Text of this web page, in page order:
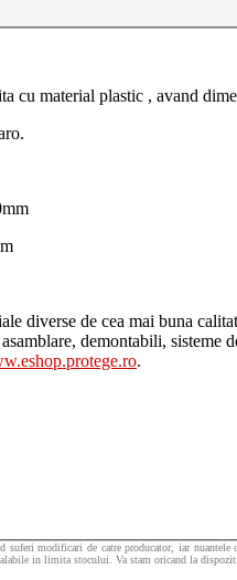
cu material plastic , avand
de cea mai buna
demontabili, sisteme
.
suferi modificari de catre producator, iar
in limita stocului. Va stam oricand la